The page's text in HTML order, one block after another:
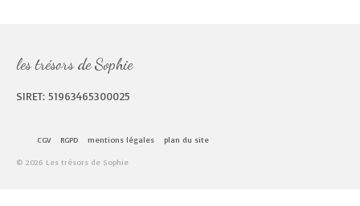
les trésors de Sophie
SIRET: 51963465300025
CGV RGPD mentions légales plan du site
© 2026 Les trésors de Sophie